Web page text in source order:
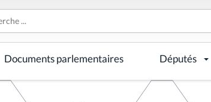
Documents parlementaires Députés